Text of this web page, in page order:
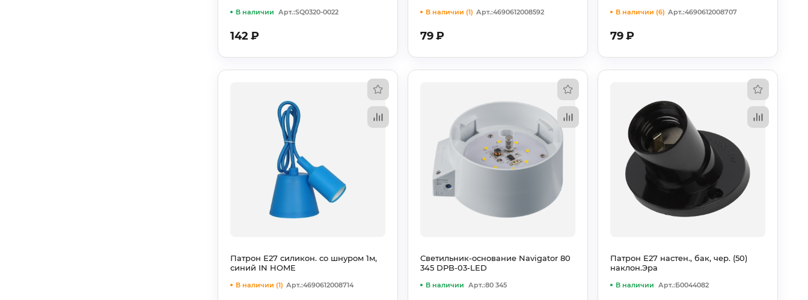
Арт.:SQ0320-0022
В наличии
142₽
Арт.:4690612008592
В наличии (1)
79₽
Арт.:4690612008707
В наличии (6)
79₽
Арт.:4690612008714
В наличии (1)
Патрон Е27 силикон. со шнуром 1м,
синий IN HOME
Арт.:80 345
В наличии
Светильник-основание Navigator 80
345 DPB-03-LED
Арт.:Б0044082
В наличии
Патрон Е27 настен., бак, чер. (50)
наклон.Эра